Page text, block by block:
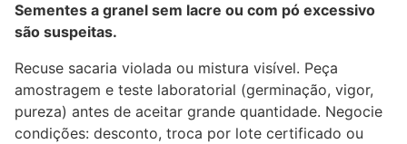
Sementes a granel sem lacre ou com pó excessivo
são suspeitas.
Recuse sacaria violada ou mistura visível. Peça
amostragem e teste laboratorial (germinação, vigor,
pureza) antes de aceitar grande quantidade. Negocie
condições: desconto, troca por lote certificado ou